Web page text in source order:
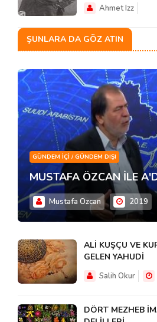
Ahmet Izz
ŞUNLARA DA GÖZ ATIN
GÜNDEM İÇI / GÜNDEM DIŞI
MUSTAFA ÖZCAN İLE
Mustafa Ozcan 2019
ALİ KUŞÇU VE
GELEN YAHUDİ
Salih Okur
DÖRT MEZHEB